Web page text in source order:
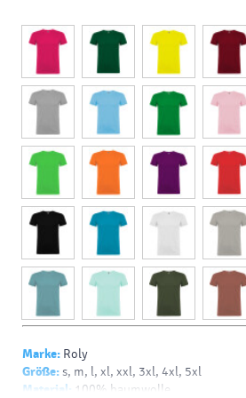
Marke: Roly
Größe: s, m, l, xl, xxl, 3xl, 4xl, 5xl
Material:
100% baumwolle